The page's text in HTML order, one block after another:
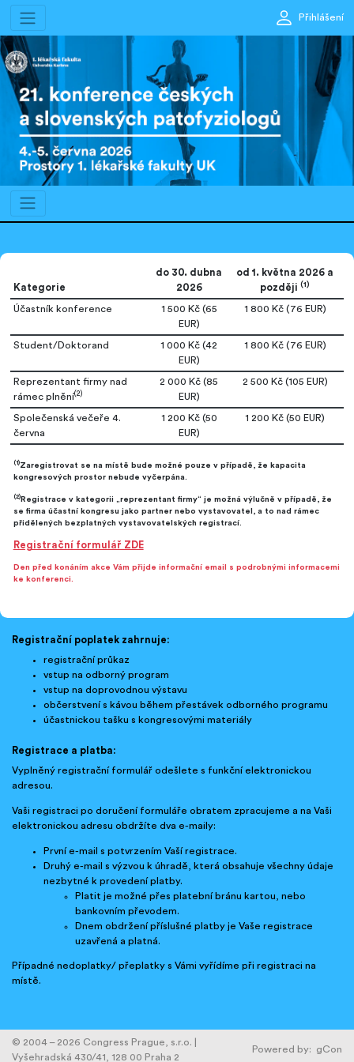
Přihlášení
Kategorie
do 30. dubna
2026
od 1. května 2026 a
později(1)
Účastník konference
1 500 Kč (65
EUR)
1 800 Kč (76 EUR)
Student/Doktorand
1 000 Kč (42
EUR)
1 800 Kč (76 EUR)
Reprezentant firmy nad
rámec plnění(2)
2 000 Kč (85
EUR)
2 500 Kč (105 EUR)
Společenská večeře 4.
června
1 200 Kč (50
EUR)
1 200 Kč (50 EUR)
(1)Zaregistrovat se na místě bude možné pouze v případě, že kapacita
kongresových prostor nebude vyčerpána.
(2)Registrace v kategorii „reprezentant firmy“ je možná výlučně v případě, že
se firma účastní kongresu jako partner nebo vystavovatel, a to nad rámec
přidělených bezplatných vystavovatelských registrací.
Registrační formulář ZDE
Den před konáním akce Vám přijde informační email s podrobnými informacemi
ke konferenci.
Registrační poplatek zahrnuje:
registrační průkaz
vstup na odborný program
vstup na doprovodnou výstavu
občerstvení s kávou během přestávek odborného programu
účastnickou tašku s kongresovými materiály
Registrace a platba:
Vyplněný registrační formulář odešlete s funkční elektronickou
adresou.
Vaši registraci po doručení formuláře obratem zpracujeme a na Vaši
elektronickou adresu obdržíte dva e-maily:
První e-mail s potvrzením Vaší registrace.
Druhý e-mail s výzvou k úhradě, která obsahuje všechny údaje
nezbytné k provedení platby.
Platit je možné přes platební bránu kartou, nebo
bankovním převodem.
Dnem obdržení příslušné platby je Vaše registrace
uzavřená a platná.
Případné nedoplatky/ přeplatky s Vámi vyřídíme při registraci na
místě.
© 2004 – 2026 Congress Prague, s.r.o. |
Vyšehradská 430/41, 128 00 Praha 2
Powered by: gCon